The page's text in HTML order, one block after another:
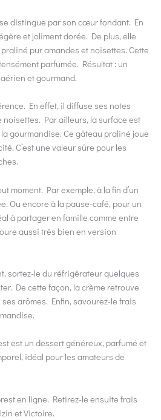
distingue par son cœur fondant. En
et joliment dorée. De plus, elle
pur amandes et noisettes. Cette
parfumée. Résultat : un
et gourmand.
En effet, il diffuse ses notes
noisettes. Par ailleurs, la surface est
gourmandise. Ce gâteau praliné joue
C’est une valeur sûre pour les
moment. Par exemple, à la fin d’un
Ou encore à la pause-café, pour un
à partager en famille comme entre
aussi très bien en version
sortez-le du réfrigérateur quelques
De cette façon, la crème retrouve
arômes. Enfin, savourez-le frais
est un dessert généreux, parfumé et
idéal pour les amateurs de
en ligne. Retirez-le ensuite frais
et Victoire.